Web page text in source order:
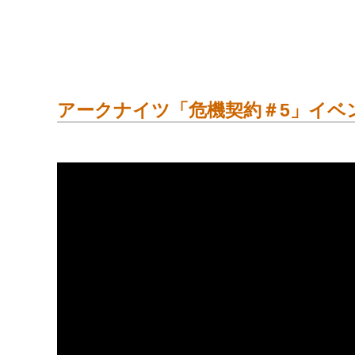
アークナイツ「危機契約＃5」イベ